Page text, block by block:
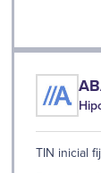
TIN inicial